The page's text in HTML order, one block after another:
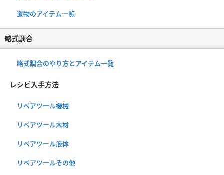
遺物のアイテム一覧
略式調合
略式調合のやり方とアイテム一覧
レシピ入手方法
リペアツール機械
リペアツール木材
リペアツール液体
リペアツールその他